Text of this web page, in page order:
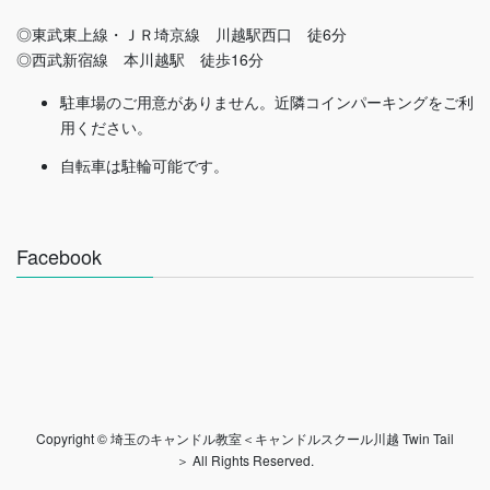
◎東武東上線・ＪＲ埼京線 川越駅西口 徒6分
◎西武新宿線 本川越駅 徒歩16分
駐車場のご用意がありません。近隣コインパーキングをご利
用ください。
自転車は駐輪可能です。
Facebook
Copyright © 埼玉のキャンドル教室＜キャンドルスクール川越 Twin Tail
＞ All Rights Reserved.